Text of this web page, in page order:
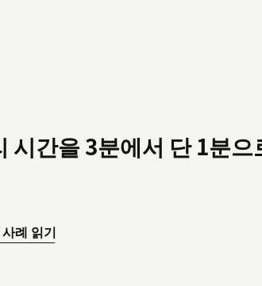
시간을 3분에서 단 1분으
례 읽기